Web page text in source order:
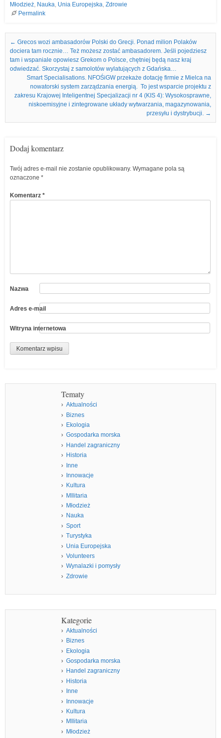
Młodzież, Nauka, Unia Europejska, Zdrowie
Permalink
Nawigacja we wpisach
← Grecos wozi ambasadorów Polski do Grecji. Ponad milion Polaków
dociera tam rocznie… Też możesz zostać ambasadorem. Jeśli pojedziesz
tam i wspaniale opowiesz Grekom o Polsce, chętniej będą nasz kraj
odwiedzać. Skorzystaj z samolotów wylatujących z Gdańska…
Smart Specialisations. NFOŚiGW przekaże dotację firmie z Mielca na
nowatorski system zarządzania energią. To jest wsparcie projektu z
zakresu Krajowej Inteligentnej Specjalizacji nr 4 (KIS 4): Wysokosprawne,
niskoemisyjne i zintegrowane układy wytwarzania, magazynowania,
przesyłu i dystrybucji. →
Dodaj komentarz
Twój adres e-mail nie zostanie opublikowany. Wymagane pola są
oznaczone *
Komentarz *
Nazwa
Adres e-mail
Witryna internetowa
Tematy
Aktualności
Biznes
Ekologia
Gospodarka morska
Handel zagraniczny
Historia
Inne
Innowacje
Kultura
MIlitaria
Młodzież
Nauka
Sport
Turystyka
Unia Europejska
Volunteers
Wynalazki i pomysły
Zdrowie
Kategorie
Aktualności
Biznes
Ekologia
Gospodarka morska
Handel zagraniczny
Historia
Inne
Innowacje
Kultura
MIlitaria
Młodzież